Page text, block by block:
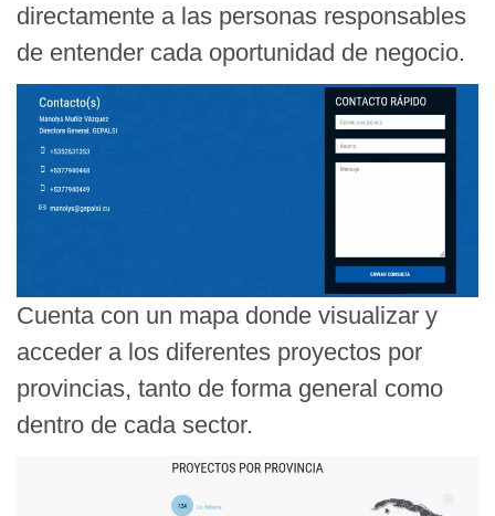
directamente a las personas responsables
de entender cada oportunidad de negocio.
Cuenta con un mapa donde visualizar y
acceder a los diferentes proyectos por
provincias, tanto de forma general como
dentro de cada sector.